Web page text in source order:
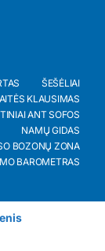
ŠEŠĖLIAI
KLAUSIMAS
ANT SOFOS
NAMŲ GIDAS
BOZONŲ ZONA
BAROMETRAS